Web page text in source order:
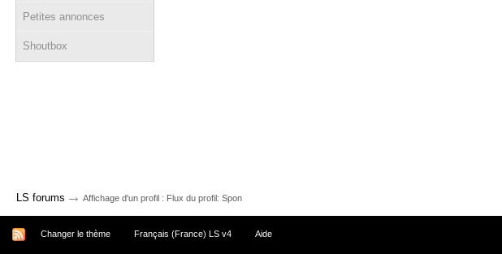
Petites annonces
Shoutbox
LS forums → Affichage d'un profil : Flux du profil: Spon
Changer le thème Français (France) LS v4 Aide